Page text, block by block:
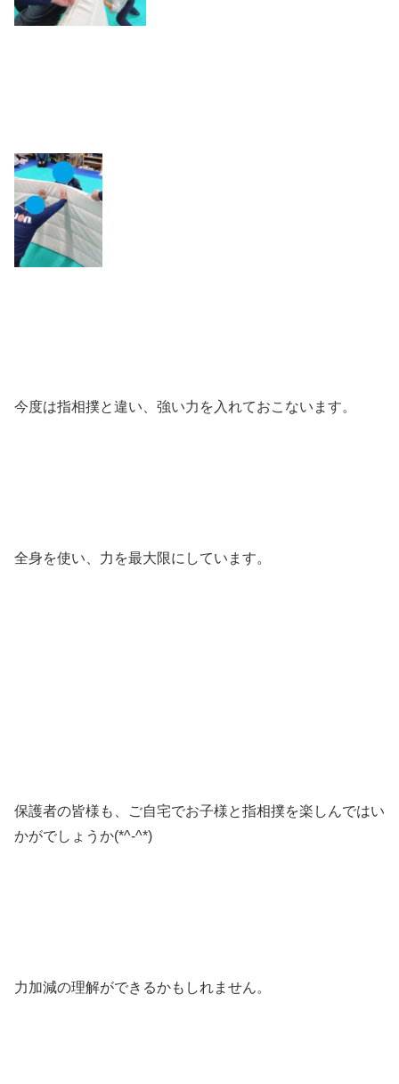
今度は指相撲と違い、強い力を入れておこないます。
全身を使い、力を最大限にしています。
保護者の皆様も、ご自宅でお子様と指相撲を楽しんではい
かがでしょうか(*^-^*)
力加減の理解ができるかもしれません。